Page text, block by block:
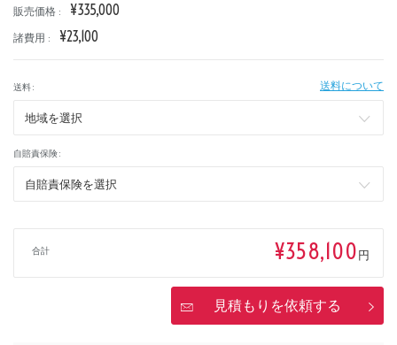
販売価格 : ¥335,000
諸費用 : ¥23,100
送料 : 送料について
自賠責保険 :
合計 ¥358,100円
見積もりを依頼する